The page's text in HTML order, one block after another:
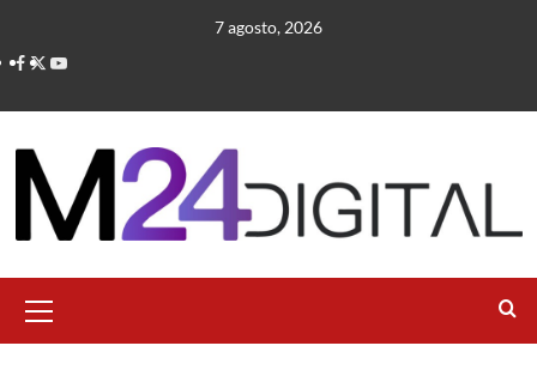
contenido
7 agosto, 2026
primario